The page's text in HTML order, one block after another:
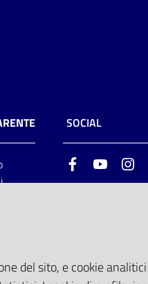
SOCIAL
FacebookYoutube
del sito, e cookie